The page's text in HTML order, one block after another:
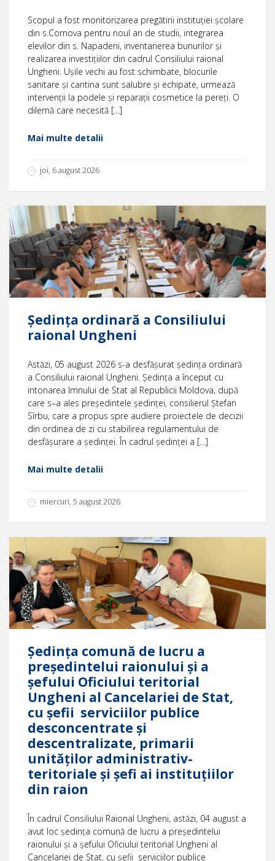
Scopul a fost monitorizarea pregătirii instituției școlare
din s.Cornova pentru noul an de studii, integrarea
elevilor din s. Napadeni, inventarierea bunurilor și
realizarea investițiilor din cadrul Consiliului raional
Ungheni. Ușile vechi au fost schimbate, blocurile
sanitare și cantina sunt salubre și echipate, urmează
intervenții la podele și reparații cosmetice la pereți. O
dilemă care necesită […]
Mai multe detalii
joi, 6 august 2026
Ședința ordinară a Consiliului
raional Ungheni
Astăzi, 05 august 2026 s-a desfășurat ședința ordinară
a Consiliului raional Ungheni. Ședința a început cu
intonarea Imnului de Stat al Republicii Moldova, după
care s–a ales președintele ședinței, consilierul Ștefan
Sîrbu, care a propus spre audiere proiectele de decizii
din ordinea de zi cu stabilirea regulamentului de
desfășurare a ședinței. În cadrul ședinței a […]
Mai multe detalii
miercuri, 5 august 2026
Ședinţa comună de lucru a
președintelui raionului și a
şefului Oficiului teritorial
Ungheni al Cancelariei de Stat,
cu şefii serviciilor publice
desconcentrate și
descentralizate, primarii
unităților administrativ-
teritoriale și șefi ai instituțiilor
din raion
În cadrul Consiliului Raional Ungheni, astăzi, 04 august a
avut loc ședinţa comună de lucru a președintelui
raionului și a şefului Oficiului teritorial Ungheni al
Cancelariei de Stat, cu şefii serviciilor publice